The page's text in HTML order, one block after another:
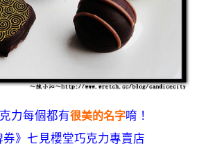
力每個都有很美的名字唷！